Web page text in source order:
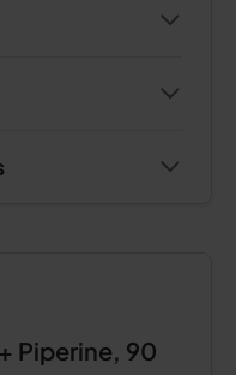
Piperine, 90